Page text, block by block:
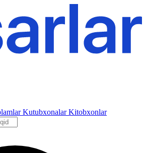
KutubxonalarKitobxonlar